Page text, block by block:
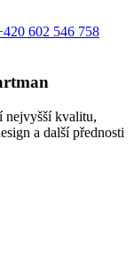
602 546 758
nejvyšší kvalitu,
a další přednosti